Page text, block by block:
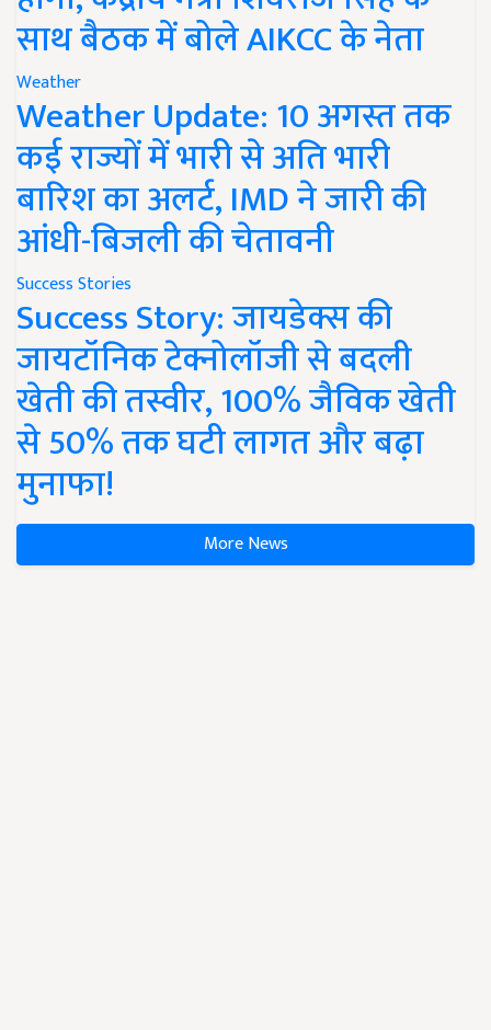
साथ बैठक में बोले AIKCC के नेता
Weather
Weather Update: 10 अगस्त तक
कई राज्यों में भारी से अति भारी
बारिश का अलर्ट, IMD ने जारी की
आंधी-बिजली की चेतावनी
Success Stories
Success Story: जायडेक्स की
जायटॉनिक टेक्नोलॉजी से बदली
खेती की तस्वीर, 100% जैविक खेती
से 50% तक घटी लागत और बढ़ा
मुनाफा!
More News